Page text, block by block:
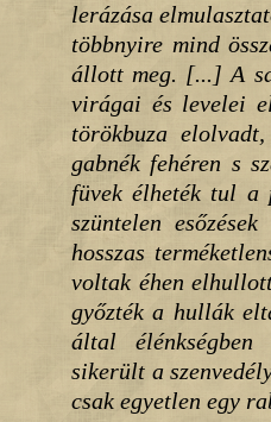
lerázása
többnyire mind
állott meg. [...] A
virágai és levelei
törökbuza
gabnék fehéren s
füvek élheték tul a
szüntelen
hosszas
voltak éhen
győzték a hullák
által élénkségben
sikerült a
csak egyetlen egy